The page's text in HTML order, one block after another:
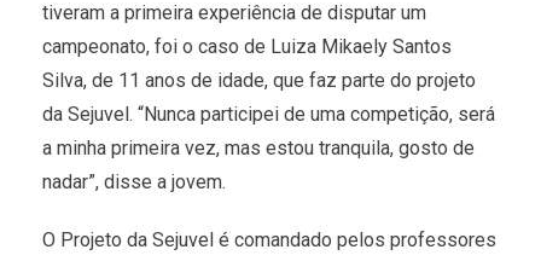
tiveram a primeira experiência de disputar um
campeonato, foi o caso de Luiza Mikaely Santos
Silva, de 11 anos de idade, que faz parte do projeto
da Sejuvel. “Nunca participei de uma competição, será
a minha primeira vez, mas estou tranquila, gosto de
nadar”, disse a jovem.
O Projeto da Sejuvel é comandado pelos professores